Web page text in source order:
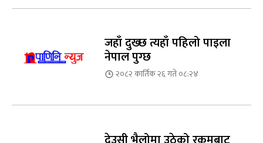
जहाँ दुख्छ त्यहाँ पहिलो पाइला
नेपाल पुग्छ
२०८२ कार्तिक २६ गते ०८:२४